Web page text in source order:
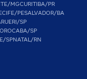
MGCURITIBA/PR
PESALVADOR/BA
SP
SP
SPNATAL/RN